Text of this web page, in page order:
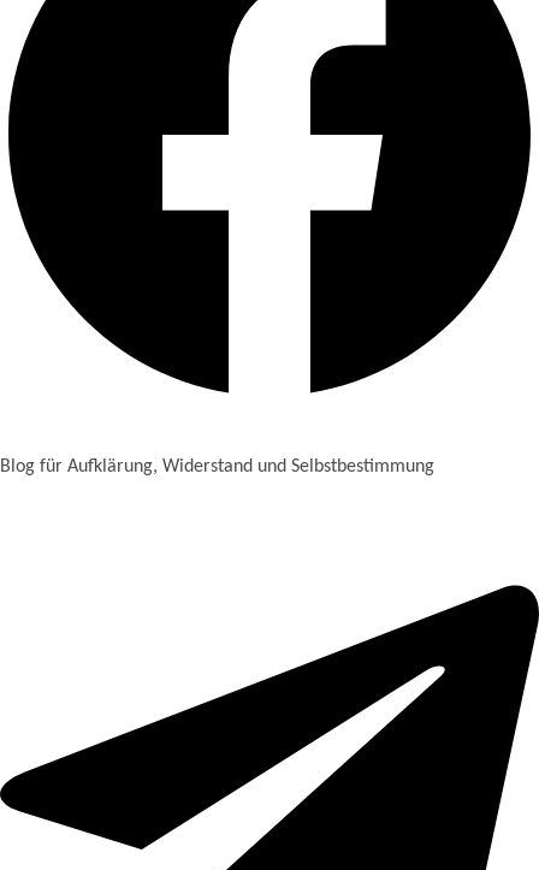
Blog für Aufklärung, Widerstand und Selbstbestimmung